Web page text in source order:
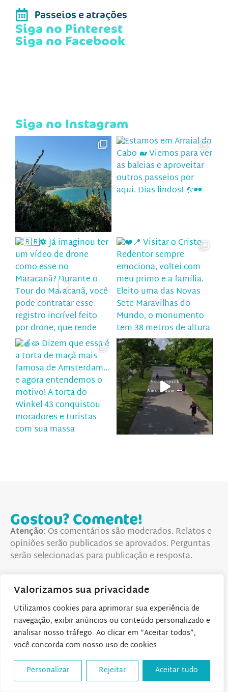
Valorizamos sua privacidade
Utilizamos cookies para aprimorar sua experiência de
navegação, exibir anúncios ou conteúdo personalizado e
analisar nosso tráfego. Ao clicar em “Aceitar todos”,
você concorda com nosso uso de cookies.
Personalizar
Rejeitar Aceitar tudo
Passeios e atrações
Siga no Pinterest
Siga no Facebook
Siga no Instagram
Gostou? Comente!
Atenção: Os comentários são moderados. Relatos e
opiniões serão publicados se aprovados. Perguntas
serão selecionadas para publicação e resposta.
Respostas de 4
Paula Lopez disse: 27 de agosto de 2016 às 16:45
Aprendi muito com vocês.
Sejam felizes!